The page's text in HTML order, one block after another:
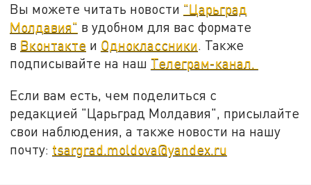
Вы можете читать новости "Царьград
Молдавия" в удобном для вас формате
в Вконтакте и Одноклассники. Также
подписывайте на наш Телеграм-канал.
Если вам есть, чем поделиться с
редакцией "Царьград Молдавия", присылайте
свои наблюдения, а также новости на нашу
почту: tsargrad.moldova@yandex.ru